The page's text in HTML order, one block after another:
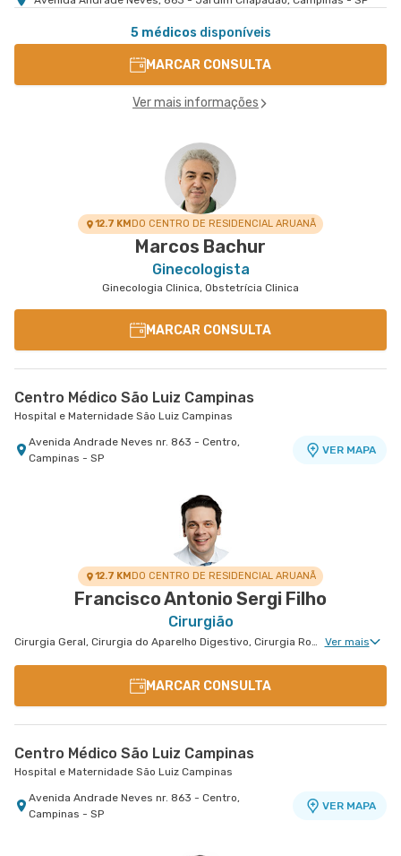
5 médicos disponíveis
MARCAR CONSULTA
Ver mais informações
12.7 KMDO CENTRO DE RESIDENCIAL ARUANÃ
Marcos Bachur
Ginecologista
Ginecologia Clinica, Obstetrícia Clinica
MARCAR CONSULTA
Centro Médico São Luiz Campinas
Hospital e Maternidade São Luiz Campinas
Avenida Andrade Neves nr. 863 - Centro,
Campinas - SP
VER MAPA
12.7 KMDO CENTRO DE RESIDENCIAL ARUANÃ
Francisco Antonio Sergi Filho
Cirurgião
Cirurgia Geral, Cirurgia do Aparelho Digestivo, Cirurgia Robótica do Aparelho Digestivo, Cirurgia de Fígado, Cirurgia Oncológica do Aparelho Digestivo Ver mais
MARCAR CONSULTA
Centro Médico São Luiz Campinas
Hospital e Maternidade São Luiz Campinas
Avenida Andrade Neves nr. 863 - Centro,
Campinas - SP
VER MAPA